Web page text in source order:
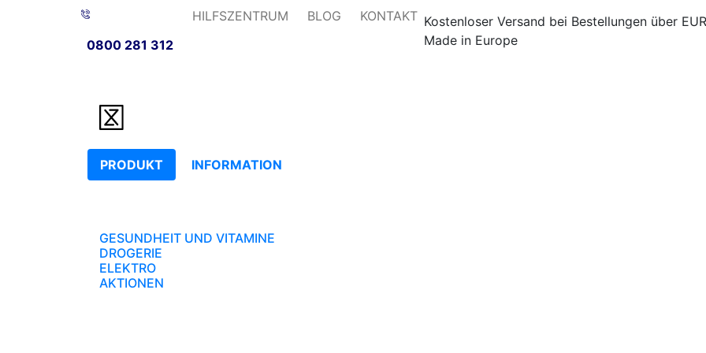
0800 281 312
HILFSZENTRUM BLOG KONTAKT Kostenloser Versand bei Bestellungen über
Made in Europe
PRODUKT INFORMATION
GESUNDHEIT UND VITAMINE
DROGERIE
ELEKTRO
AKTIONEN